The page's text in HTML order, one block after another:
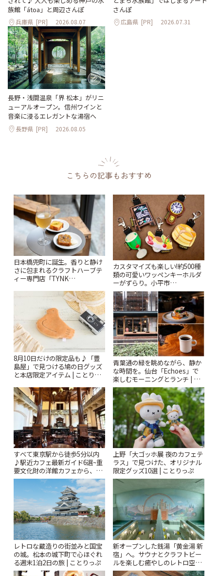
族館「átoa」と周辺さんぽ
兵庫県 [PR] 2026.08.07
さんぽ
広島県 [PR] 2026.07.31
長野・浅間温泉「界 松本」がリニ
ューアルオープン。信州ワインと
音楽に浸るエレガントな湯宿へ
長野県 [PR] 2026.08.05
こちらの記事もおすすめ
日本橋兜町に誕生。香りと静け
さに包まれるクラフトハーブテ
ィー専門店「TYNK
カスタマイズも楽しい!約500種
類の可愛いワッペンキーホルダ
ーがずらり。小平市
「Kimamaya T&K」 | ことりっ
ぷ
8月10日だけの限定品も♪「豊
島屋」で見つける鳩の日グッズ
と本店限定アイテム | ことりっ
青葉通の緑を眺めながら、静か
な時間を。仙台「Echoes」で
楽しむモーニングとランチ | こ
とりっぷ
すべて東京駅から徒歩5分以内
♪駅近カフェ最新ガイド6選~重
要文化財の洋館カフェから、改
札すぐのレトロ喫茶まで~ | こと
上野「大ゴッホ展 夜のカフェテ
ラス」で見つけた、オリジナル
限定グッズ10選 | ことりっぷ
レトロな蔵造りの街並みと国宝
の城。松本の城下町で心ほぐれ
る週末1泊2日の旅 | ことりっぷ
新オープンした銭湯「黄金湯 新
宿」へ。サウナとクラフトビー
ルを楽しむ癒やしのレトロ空間
| ことりっぷ